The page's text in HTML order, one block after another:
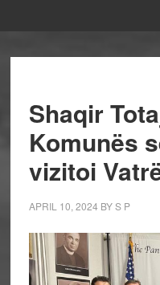
Shaqir
Komunës
vizitoi
APRIL 10, 2024 BYS P